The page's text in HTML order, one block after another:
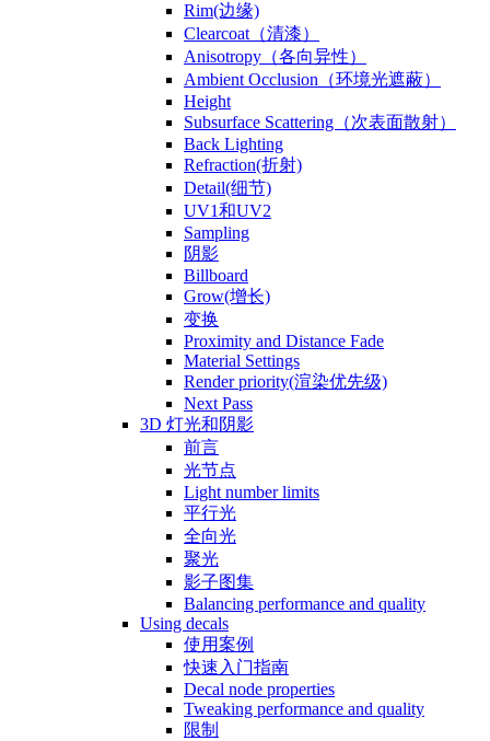
Rim(边缘)
Clearcoat（清漆）
Anisotropy（各向异性）
Ambient Occlusion（环境光遮蔽）
Height
Subsurface Scattering（次表面散射）
Back Lighting
Refraction(折射)
Detail(细节)
UV1和UV2
Sampling
阴影
Billboard
Grow(增长)
变换
Proximity and Distance Fade
Material Settings
Render priority(渲染优先级)
Next Pass
3D 灯光和阴影
前言
光节点
Light number limits
平行光
全向光
聚光
影子图集
Balancing performance and quality
Using decals
使用案例
快速入门指南
Decal node properties
Tweaking performance and quality
限制